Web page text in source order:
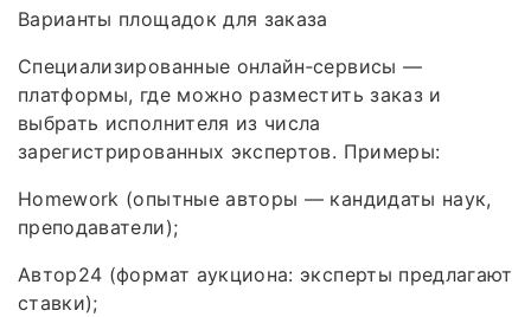
Варианты площадок для заказа
Специализированные онлайн‑сервисы —
платформы, где можно разместить заказ и
выбрать исполнителя из числа
зарегистрированных экспертов. Примеры:
Homework (опытные авторы — кандидаты наук,
преподаватели);
Автор24 (формат аукциона: эксперты предлагают
ставки);